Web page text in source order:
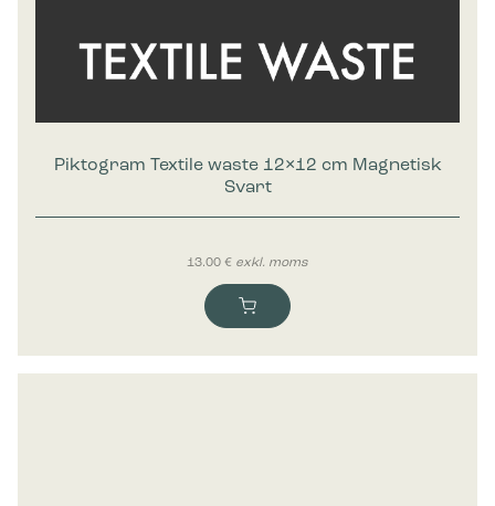
Piktogram Textile waste 12×12 cm Magnetisk
Svart
13.00 € exkl. moms